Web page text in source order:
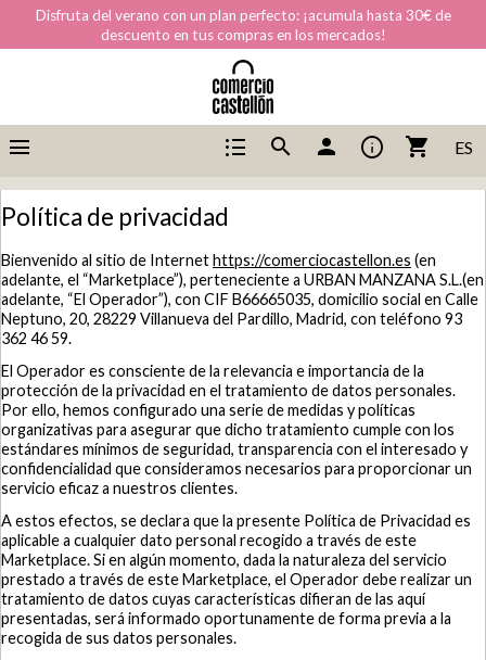
Disfruta del verano con un plan perfecto: ¡acumula hasta 30€ de
descuento en tus compras en los mercados!
menu format_list_bulleted search person info shopping_cart ES
Política de privacidad
Bienvenido al sitio de Internethttps://comerciocastellon.es (en
adelante, el “Marketplace”), perteneciente a URBAN MANZANA S.L.(en
adelante, “El Operador”), con CIF B66665035, domicilio social en Calle
Neptuno, 20, 28229 Villanueva del Pardillo, Madrid, con teléfono 93
362 46 59.
El Operador es consciente de la relevancia e importancia de la
protección de la privacidad en el tratamiento de datos personales.
Por ello, hemos configurado una serie de medidas y políticas
organizativas para asegurar que dicho tratamiento cumple con los
estándares mínimos de seguridad, transparencia con el interesado y
confidencialidad que consideramos necesarios para proporcionar un
servicio eficaz a nuestros clientes.
A estos efectos, se declara que la presente Política de Privacidad es
aplicable a cualquier dato personal recogido a través de este
Marketplace. Si en algún momento, dada la naturaleza del servicio
prestado a través de este Marketplace, el Operador debe realizar un
tratamiento de datos cuyas características difieran de las aquí
presentadas, será informado oportunamente de forma previa a la
recogida de sus datos personales.